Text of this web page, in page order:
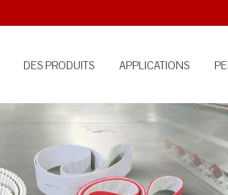
DES PRODUITS APPLICATIONS